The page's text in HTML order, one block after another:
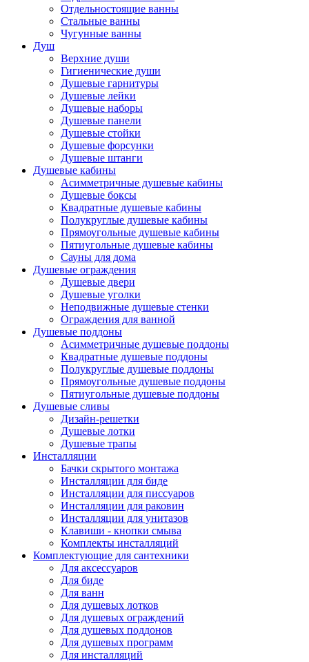
Отдельностоящие ванны
Стальные ванны
Чугунные ванны
Душ
Верхние души
Гигиенические души
Душевые гарнитуры
Душевые лейки
Душевые наборы
Душевые панели
Душевые стойки
Душевые форсунки
Душевые штанги
Душевые кабины
Асимметричные душевые кабины
Душевые боксы
Квадратные душевые кабины
Полукруглые душевые кабины
Прямоугольные душевые кабины
Пятиугольные душевые кабины
Сауны для дома
Душевые ограждения
Душевые двери
Душевые уголки
Неподвижные душевые стенки
Ограждения для ванной
Душевые поддоны
Асимметричные душевые поддоны
Квадратные душевые поддоны
Полукруглые душевые поддоны
Прямоугольные душевые поддоны
Пятиугольные душевые поддоны
Душевые сливы
Дизайн-решетки
Душевые лотки
Душевые трапы
Инсталляции
Бачки скрытого монтажа
Инсталляции для биде
Инсталляции для писсуаров
Инсталляции для раковин
Инсталляции для унитазов
Клавиши - кнопки смыва
Комплекты инсталляций
Комплектующие для сантехники
Для аксессуаров
Для биде
Для ванн
Для душевых лотков
Для душевых ограждений
Для душевых поддонов
Для душевых программ
Для инсталляций